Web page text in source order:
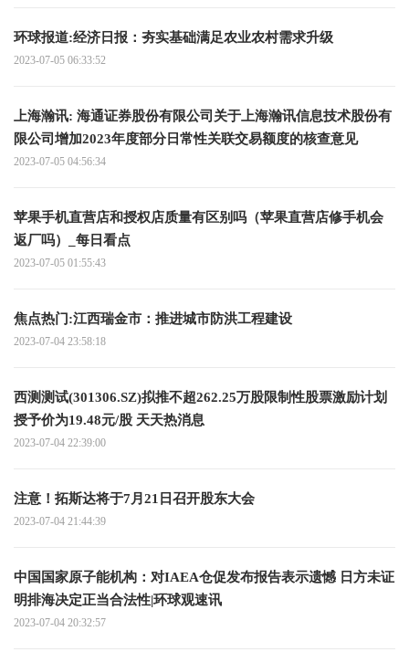
环球报道:经济日报：夯实基础满足农业农村需求升级
2023-07-05 06:33:52
上海瀚讯: 海通证券股份有限公司关于上海瀚讯信息技术股份有
限公司增加2023年度部分日常性关联交易额度的核查意见
2023-07-05 04:56:34
苹果手机直营店和授权店质量有区别吗（苹果直营店修手机会
返厂吗）_每日看点
2023-07-05 01:55:43
焦点热门:江西瑞金市：推进城市防洪工程建设
2023-07-04 23:58:18
西测测试(301306.SZ)拟推不超262.25万股限制性股票激励计划
授予价为19.48元/股 天天热消息
2023-07-04 22:39:00
注意！拓斯达将于7月21日召开股东大会
2023-07-04 21:44:39
中国国家原子能机构：对IAEA仓促发布报告表示遗憾 日方未证
明排海决定正当合法性|环球观速讯
2023-07-04 20:32:57